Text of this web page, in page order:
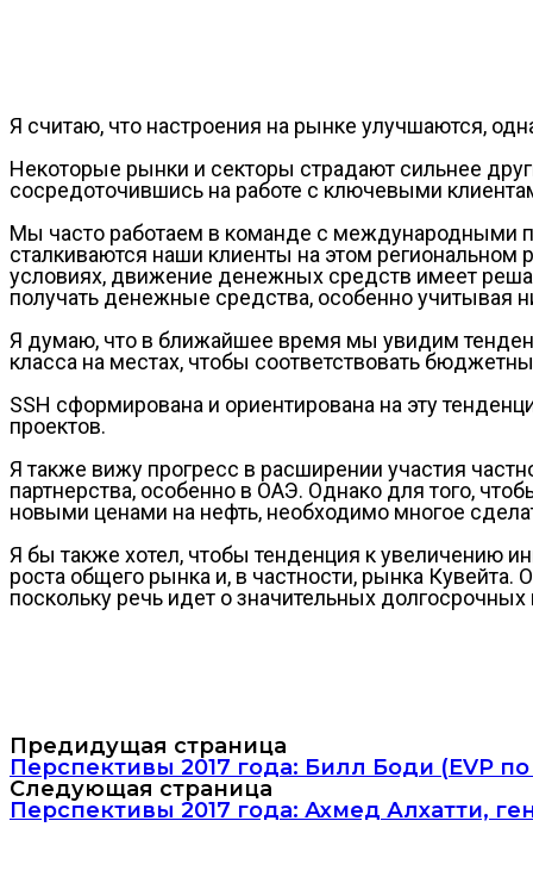
Я считаю, что настроения на рынке улучшаются,
Некоторые рынки и секторы страдают сильнее
сосредоточившись на работе с ключевыми
Мы часто работаем в команде с международными
сталкиваются наши клиенты на этом
условиях, движение денежных средств имеет
получать денежные средства, особенно учитывая
Я думаю, что в ближайшее время мы увидим
класса на местах, чтобы соответствовать
SSH сформирована и ориентирована на эту
проектов.
Я также вижу прогресс в расширении участия
партнерства, особенно в ОАЭ. Однако для того,
новыми ценами на нефть, необходимо многое
Я бы также хотел, чтобы тенденция к увеличению
роста общего рынка и, в частности, рынка Кувейта.
поскольку речь идет о значительных
Предидущая страница
Перспективы 2017 года: Билл Боди (EVP по
Следующая страница
Перспективы 2017 года: Ахмед Алхатти,